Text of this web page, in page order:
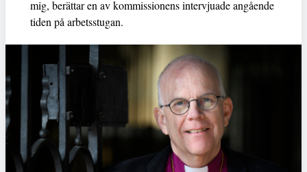
mig, berättar en av kommissionens intervjuade angående
tiden på arbetsstugan.